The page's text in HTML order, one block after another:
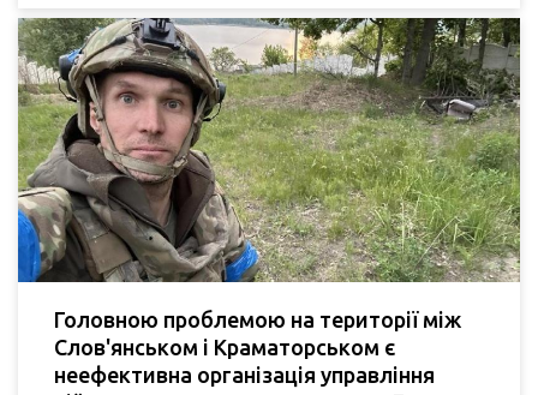
Головною проблемою на території між
Слов'янськом і Краматорськом є
неефективна організація управління